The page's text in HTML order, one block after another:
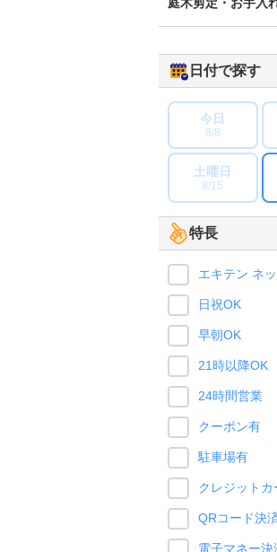
日付で探す
今日
8/8
土曜日
8/15
特長
エキテン ネ
日祝OK
早朝OK
21時以降OK
24時間営業
クーポン有
駐車場有
クレジットカ
QRコード決
電子マネー決